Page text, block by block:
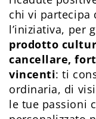
chi vi partecipa
l’iniziativa, per
prodotto
cancellare,
vincenti: ti
ordinaria, di
le tue passioni